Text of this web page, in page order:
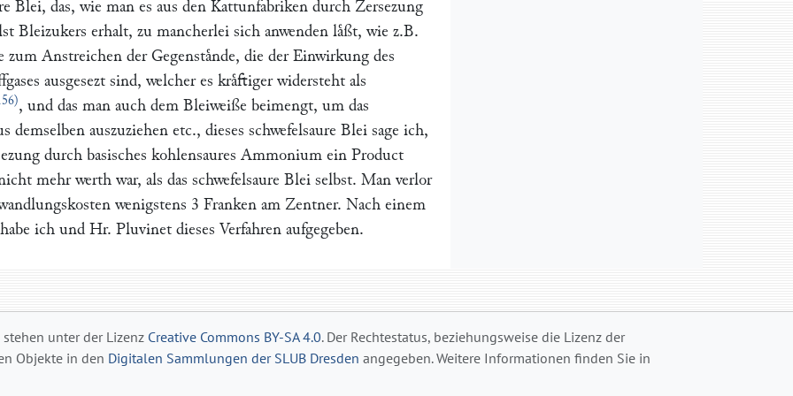
Blei, das, wie man es aus den Kattunfabriken durch Zersezung
Bleizukers erhalt, zu mancherlei sich anwenden laͤßt, wie z.B.
zum Anstreichen der Gegenstaͤnde, die der Einwirkung des
ausgesezt sind, welcher es kraͤftiger widersteht als
, und das man auch dem Bleiweiße beimengt, um das
demselben auszuziehen etc., dieses schwefelsaure Blei sage ich,
durch basisches kohlensaures Ammonium ein Product
mehr werth war, als das schwefelsaure Blei selbst. Man verlor
wenigstens 3 Franken am Zentner. Nach einem
ich und Hr. Pluvinet dieses Verfahren aufgegeben.
unter der Lizenz Creative Commons BY-SA 4.0. Der Rechtestatus, beziehungsweise die Lizenz der
Objekte in den Digitalen Sammlungen der SLUB Dresden angegeben. Weitere Informationen finden Sie in